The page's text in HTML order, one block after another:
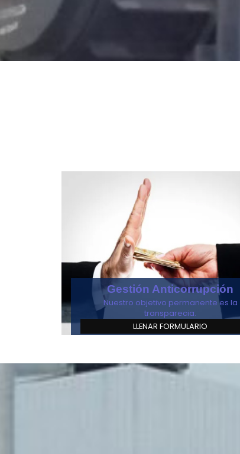
Gestión Anticorrupción
Nuestro objetivo permanente es la
transparecia.
LLENAR FORMULARIO